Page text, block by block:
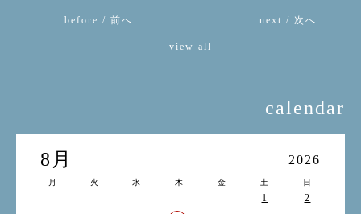
before / 前へ next / 次へ
view all
calendar
8月 2026
月 火 水 木 金 土 日
1
2